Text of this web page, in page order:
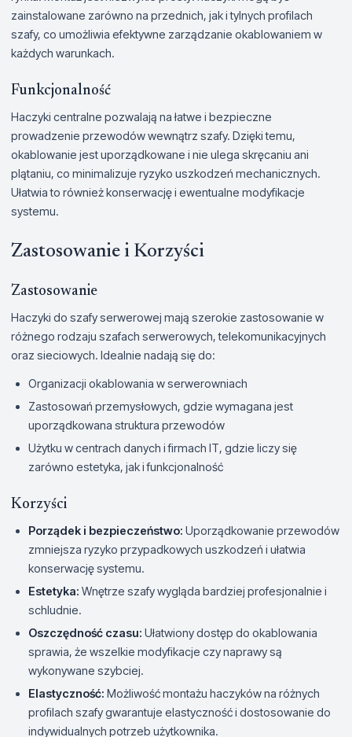
zainstalowane zarówno na przednich, jak i tylnych profilach
szafy, co umożliwia efektywne zarządzanie okablowaniem w
każdych warunkach.
Funkcjonalność
Haczyki centralne pozwalają na łatwe i bezpieczne
prowadzenie przewodów wewnątrz szafy. Dzięki temu,
okablowanie jest uporządkowane i nie ulega skręcaniu ani
plątaniu, co minimalizuje ryzyko uszkodzeń mechanicznych.
Ułatwia to również konserwację i ewentualne modyfikacje
systemu.
Zastosowanie i Korzyści
Zastosowanie
Haczyki do szafy serwerowej mają szerokie zastosowanie w
różnego rodzaju szafach serwerowych, telekomunikacyjnych
oraz sieciowych. Idealnie nadają się do:
Organizacji okablowania w serwerowniach
Zastosowań przemysłowych, gdzie wymagana jest
uporządkowana struktura przewodów
Użytku w centrach danych i firmach IT, gdzie liczy się
zarówno estetyka, jak i funkcjonalność
Korzyści
Porządek i bezpieczeństwo: Uporządkowanie przewodów
zmniejsza ryzyko przypadkowych uszkodzeń i ułatwia
konserwację systemu.
Estetyka: Wnętrze szafy wygląda bardziej profesjonalnie i
schludnie.
Oszczędność czasu: Ułatwiony dostęp do okablowania
sprawia, że wszelkie modyfikacje czy naprawy są
wykonywane szybciej.
Elastyczność: Możliwość montażu haczyków na różnych
profilach szafy gwarantuje elastyczność i dostosowanie do
indywidualnych potrzeb użytkownika.